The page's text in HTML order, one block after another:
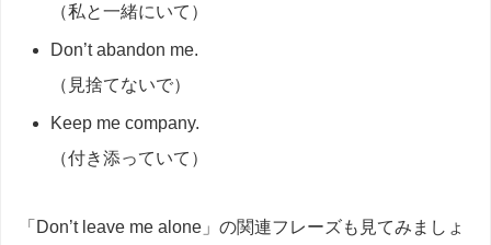
（私と一緒にいて）
Don’t abandon me.
（見捨てないで）
Keep me company.
（付き添っていて）
「Don’t leave me alone」の関連フレーズも見てみましょ